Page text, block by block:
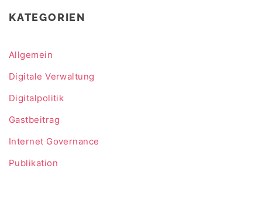
KATEGORIEN
Allgemein
Digitale Verwaltung
Digitalpolitik
Gastbeitrag
Internet Governance
Publikation